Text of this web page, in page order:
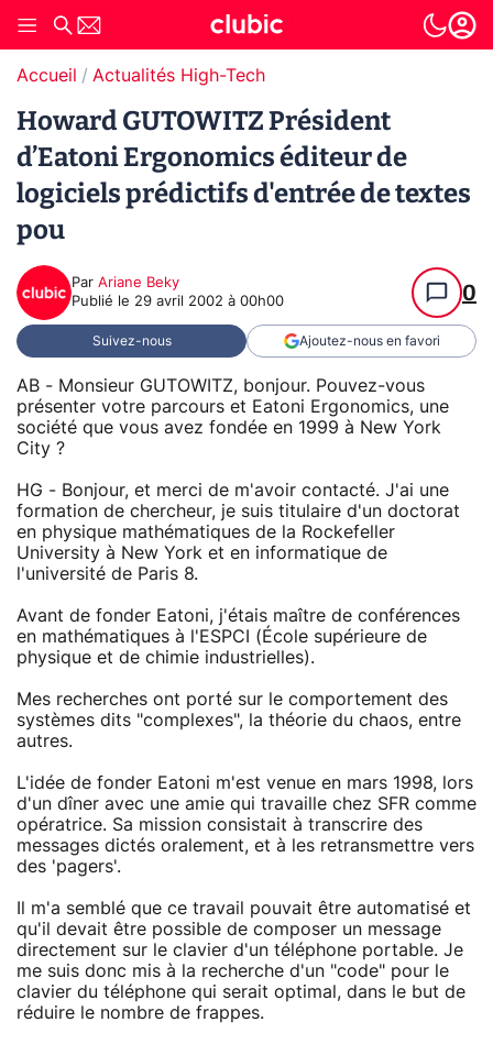
Accueil Actualités High-Tech
Howard GUTOWITZ Président
d’Eatoni Ergonomics éditeur de
logiciels prédictifs d'entrée de textes
pou
Par Ariane Beky
Publié le 29 avril 2002 à 00h00 0
Suivez-nous Ajoutez-nous en favori
AB - Monsieur GUTOWITZ, bonjour. Pouvez-vous
présenter votre parcours et Eatoni Ergonomics, une
société que vous avez fondée en 1999 à New York
City ?
HG - Bonjour, et merci de m'avoir contacté. J'ai une
formation de chercheur, je suis titulaire d'un doctorat
en physique mathématiques de la Rockefeller
University à New York et en informatique de
l'université de Paris 8.
Avant de fonder Eatoni, j'étais maître de conférences
en mathématiques à l'ESPCI (École supérieure de
physique et de chimie industrielles).
Mes recherches ont porté sur le comportement des
systèmes dits "complexes", la théorie du chaos, entre
autres.
L'idée de fonder Eatoni m'est venue en mars 1998, lors
d'un dîner avec une amie qui travaille chez SFR comme
opératrice. Sa mission consistait à transcrire des
messages dictés oralement, et à les retransmettre vers
des 'pagers'.
Il m'a semblé que ce travail pouvait être automatisé et
qu'il devait être possible de composer un message
directement sur le clavier d'un téléphone portable. Je
me suis donc mis à la recherche d'un "code" pour le
clavier du téléphone qui serait optimal, dans le but de
réduire le nombre de frappes.